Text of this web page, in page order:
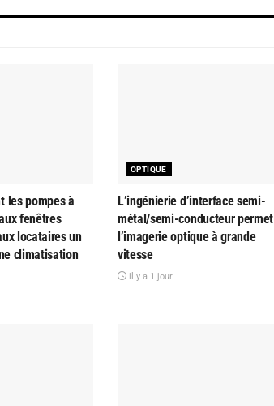
les pompes à
fenêtres
locataires un
climatisation
OPTIQUE
L’ingénierie d’interface semi-
métal/semi-conducteur permet
l’imagerie optique à grande
vitesse
il y a 1 jour